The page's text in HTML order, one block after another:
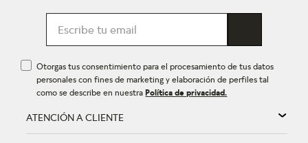
Otorgas tus consentimiento para el procesamiento de tus datos
personales con fines de marketing y elaboración de perfiles tal
como se describe en nuestraPolítica de privacidad.
ATENCIÓN A CLIENTE